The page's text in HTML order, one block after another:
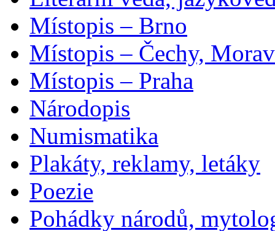
Místopis – Brno
Místopis – Čechy,
Místopis – Praha
Národopis
Numismatika
Plakáty, reklamy, letáky
Poezie
Pohádky národů,